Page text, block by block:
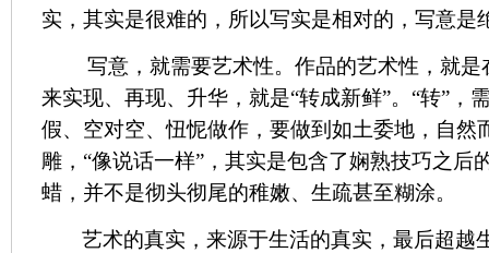
实，其实是很难的，所以写实是相对的，写意是
写意，就需要艺术性。作品的艺术性，就
来实现、再现、升华，就是“转成新鲜”。“转”，
假、空对空、忸怩做作，要做到如土委地，自然
雕，“像说话一样”，其实是包含了娴熟技巧之后
蜡，并不是彻头彻尾的稚嫩、生疏甚至糊涂。
艺术的真实，来源于生活的真实，最后超越